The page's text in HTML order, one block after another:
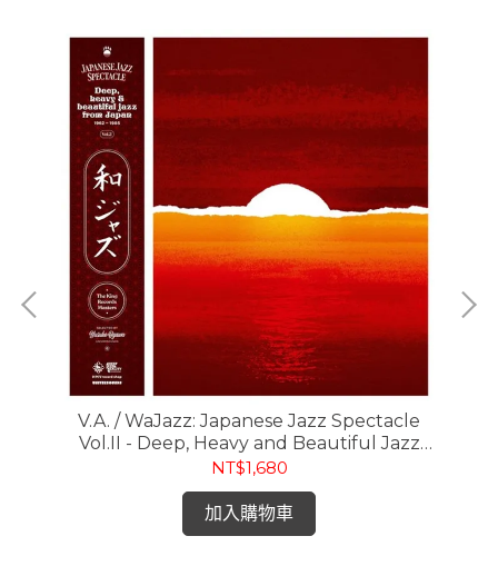
V.A. / WaJazz: Japanese Jazz Spectacle
Vol.II - Deep, Heavy and Beautiful Jazz
from Japan 1962-1985 - The King Records
Masters - Selected by Yusuke Ogawa
(Universounds) (180g 2LP)
NT$1,680
加入購物車